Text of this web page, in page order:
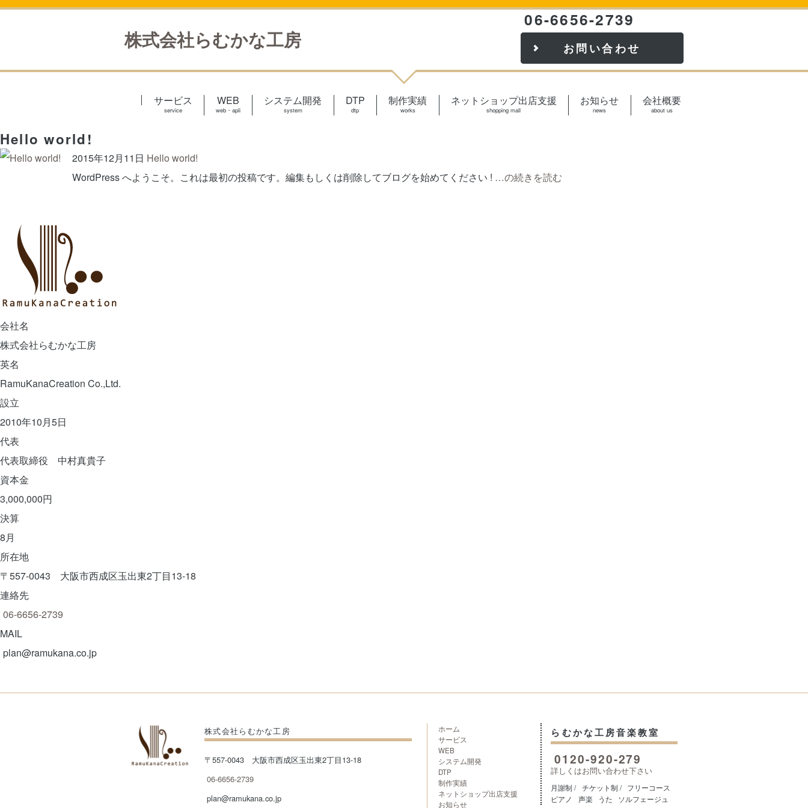
株式会社らむかな工房
06-6656-2739
お問い合わせ
サービス
service
WEB
web・apli
システム開発
system
DTP
dtp
制作実績
works
ネットショップ出店支援
shopping mall
お知らせ
news
会社概要
about us
Hello world!
2015年12月11日 Hello world!
WordPress へようこそ。これは最初の投稿です。編集もしくは削除してブログを始めてください ! …の続きを読む
会社名
株式会社らむかな工房
英名
RamuKanaCreation Co.,Ltd.
設立
2010年10月5日
代表
代表取締役 中村真貴子
資本金
3,000,000円
決算
8月
所在地
〒557-0043 大阪市西成区玉出東2丁目13-18
連絡先
06-6656-2739
MAIL
plan@ramukana.co.jp
株式会社らむかな工房
〒557-0043 大阪市西成区玉出東2丁目13-18
06-6656-2739
plan@ramukana.co.jp
ホーム
サービス
WEB
システム開発
DTP
制作実績
ネットショップ出店支援
お知らせ
らむかな工房音楽教室
0120-920-279
詳しくはお問い合わせ下さい
月謝制 / チケット制 /
フリーコース
ピアノ
声楽 うた ソルフェージュ